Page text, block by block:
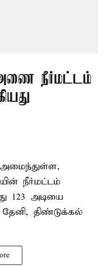
அணை நீர்மட்டம்
நீர்மட்டம்
123 அடியை
திண்டுக்கல்